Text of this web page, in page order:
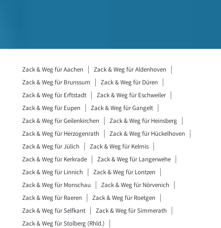
Zack & Weg für Aachen
Zack & Weg für Aldenhoven
Zack & Weg für Brunssum
Zack & Weg für Düren
Zack & Weg für Erftstadt
Zack & Weg für Eschweiler
Zack & Weg für Eupen
Zack & Weg für Gangelt
Zack & Weg für Geilenkirchen
Zack & Weg für Heinsberg
Zack & Weg für Herzogenrath
Zack & Weg für Hückelhoven
Zack & Weg für Jülich
Zack & Weg für Kelmis
Zack & Weg für Kerkrade
Zack & Weg für Langerwehe
Zack & Weg für Linnich
Zack & Weg für Lontzen
Zack & Weg für Monschau
Zack & Weg für Nörvenich
Zack & Weg für Raeren
Zack & Weg für Roetgen
Zack & Weg für Selfkant
Zack & Weg für Simmerath
Zack & Weg für Stolberg (Rhld.)